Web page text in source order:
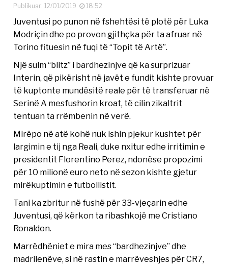
Publikuar: 12/01/2019
18:52
Juventusi po punon në fshehtësi të plotë për Luka
Modriçin dhe po provon gjithçka për ta afruar në
Torino fituesin në fuqi të “Topit të Artë”.
Një sulm “blitz” i bardhezinjve që ka surprizuar
Interin, që pikërisht në javët e fundit kishte provuar
të kuptonte mundësitë reale për të transferuar në
Serinë A mesfushorin kroat, të cilin zikaltrit
tentuan ta rrëmbenin në verë.
Mirëpo në atë kohë nuk ishin pjekur kushtet për
largimin e tij nga Reali, duke nxitur edhe irritimin e
presidentit Florentino Perez, ndonëse propozimi
për 10 milionë euro neto në sezon kishte gjetur
mirëkuptimin e futbollistit.
Tani ka zbritur në fushë për 33-vjeçarin edhe
Juventusi, që kërkon ta ribashkojë me Cristiano
Ronaldon.
Marrëdhëniet e mira mes “bardhezinjve” dhe
madrilenëve, si në rastin e marrëveshjes për CR7,